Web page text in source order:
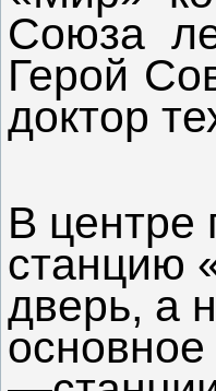
Союза
Герой
доктор
В центре
станцию
дверь, а
основное